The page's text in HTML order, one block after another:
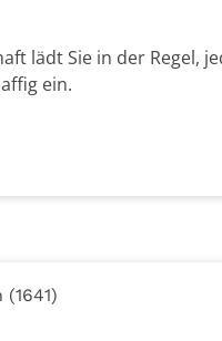
lädt Sie in der Regel,
ein.